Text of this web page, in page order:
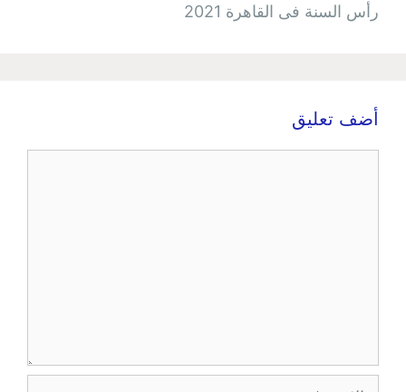
رأس السنة فى القاهرة 2021
أضف تعليق